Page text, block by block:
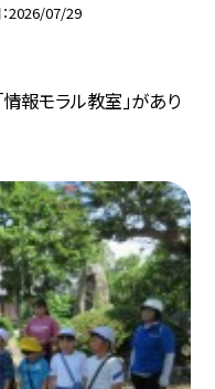
2026/07/29
報モラル教室」があり